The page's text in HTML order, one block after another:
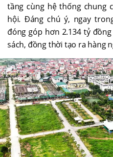
tầng cùng hệ thống chung
hội. Đáng chú ý, ngay
đóng góp hơn 2.134 tỷ
sách, đồng thời tạo ra hàng